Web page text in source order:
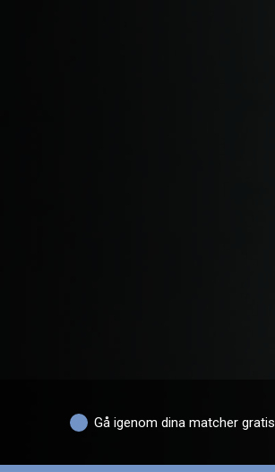
Gå igenom dina matcher gratis